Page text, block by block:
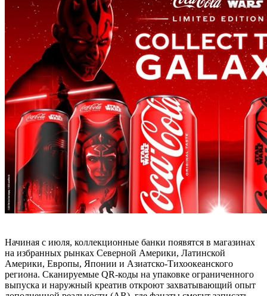
Начиная с июля, коллекционные банки появятся в магазинах
на избранных рынках Северной Америки, Латинской
Америки, Европы, Японии и Азиатско-Тихоокеанского
региона. Сканируемые QR-коды на упаковке ограниченного
выпуска и наружный креатив откроют захватывающий опыт